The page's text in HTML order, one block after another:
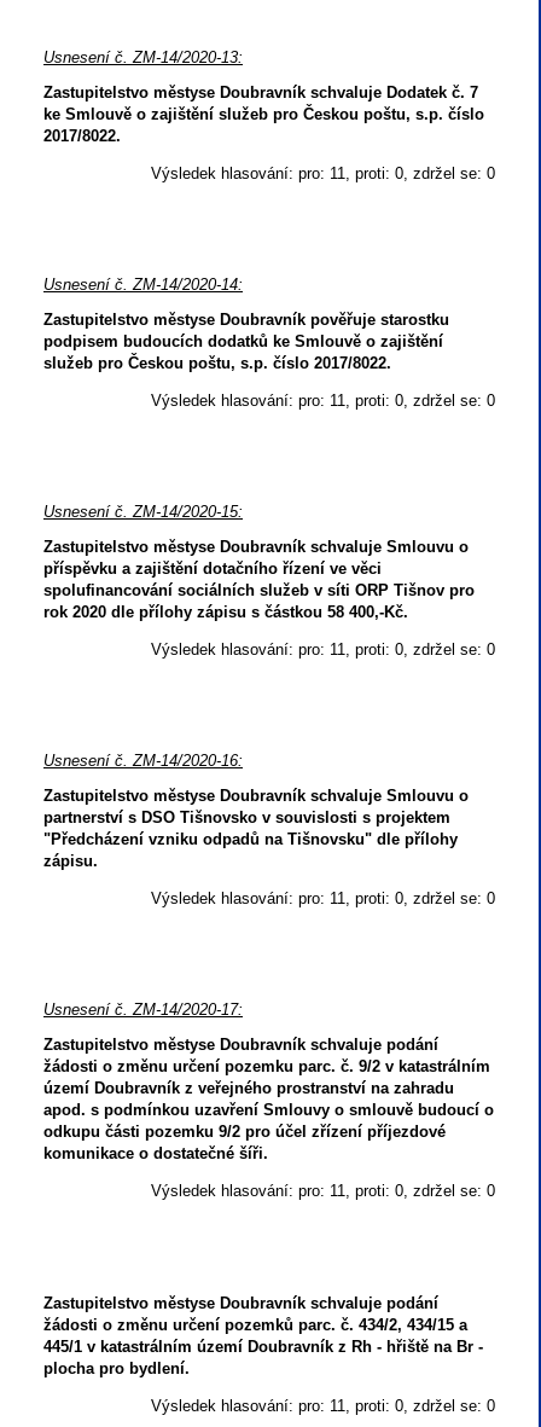
Usnesení č. ZM-14/2020-13:
Zastupitelstvo městyse Doubravník schvaluje Dodatek č. 7
ke Smlouvě o zajištění služeb pro Českou poštu, s.p. číslo
2017/8022.
Výsledek hlasování: pro: 11, proti: 0, zdržel se: 0
Usnesení č. ZM-14/2020-14:
Zastupitelstvo městyse Doubravník pověřuje starostku
podpisem budoucích dodatků ke Smlouvě o zajištění
služeb pro Českou poštu, s.p. číslo 2017/8022.
Výsledek hlasování: pro: 11, proti: 0, zdržel se: 0
Usnesení č. ZM-14/2020-15:
Zastupitelstvo městyse Doubravník schvaluje Smlouvu o
příspěvku a zajištění dotačního řízení ve věci
spolufinancování sociálních služeb v síti ORP Tišnov pro
rok 2020 dle přílohy zápisu s částkou 58 400,-Kč.
Výsledek hlasování: pro: 11, proti: 0, zdržel se: 0
Usnesení č. ZM-14/2020-16:
Zastupitelstvo městyse Doubravník schvaluje Smlouvu o
partnerství s DSO Tišnovsko v souvislosti s projektem
"Předcházení vzniku odpadů na Tišnovsku" dle přílohy
zápisu.
Výsledek hlasování: pro: 11, proti: 0, zdržel se: 0
Usnesení č. ZM-14/2020-17:
Zastupitelstvo městyse Doubravník schvaluje podání
žádosti o změnu určení pozemku parc. č. 9/2 v katastrálním
území Doubravník z veřejného prostranství na zahradu
apod. s podmínkou uzavření Smlouvy o smlouvě budoucí o
odkupu části pozemku 9/2 pro účel zřízení příjezdové
komunikace o dostatečné šíři.
Výsledek hlasování: pro: 11, proti: 0, zdržel se: 0
Zastupitelstvo městyse Doubravník schvaluje podání
žádosti o změnu určení pozemků parc. č. 434/2, 434/15 a
445/1 v katastrálním území Doubravník z Rh - hřiště na Br -
plocha pro bydlení.
Výsledek hlasování: pro: 11, proti: 0, zdržel se: 0